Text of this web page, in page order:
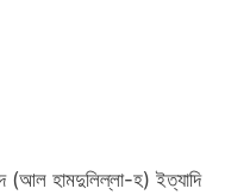
(আল হামদুলিল্লা-হ) ইত্যাদি